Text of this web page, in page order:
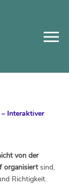
Interaktiver
von der
organisiertsind,
Richtigkeit.